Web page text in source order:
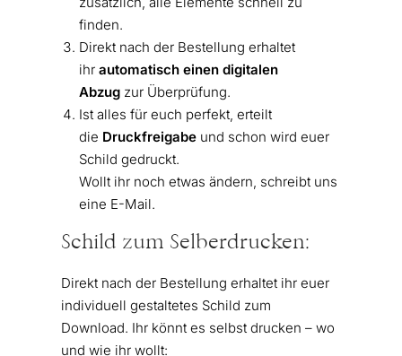
finden.
Direkt nach der Bestellung erhaltet
ihr automatisch einen digitalen
Abzugzur Überprüfung.
Ist alles für euch perfekt, erteilt
die Druckfreigabeund schon wird euer
Schild gedruckt.
Wollt ihr noch etwas ändern, schreibt uns
eine E-Mail.
Schild zum Selberdrucken:
Direkt nach der Bestellung erhaltet ihr euer
individuell gestaltetes Schild zum
Download. Ihr könnt es selbst drucken – wo
und wie ihr wollt: